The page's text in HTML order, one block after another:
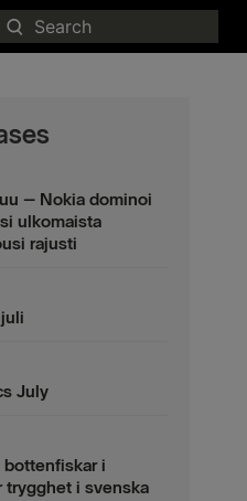
Search
for:
– Nokia dominoi
ulkomaista
rajusti
July
bottenfiskar i
trygghet i svenska